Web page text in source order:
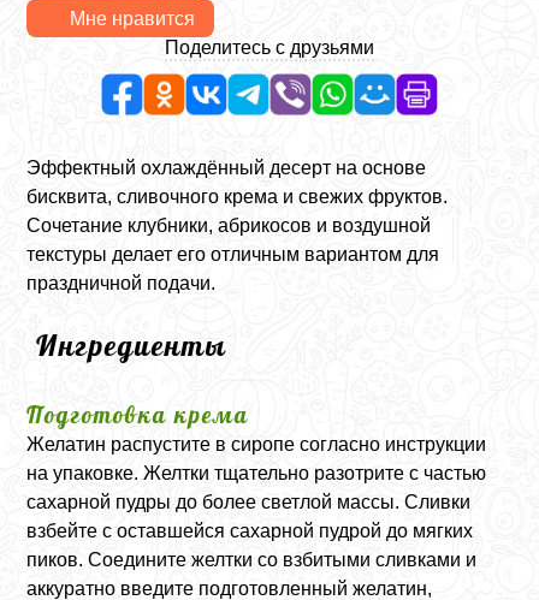
Мне нравится
Поделитесь с друзьями
Эффектный охлаждённый десерт на основе
бисквита, сливочного крема и свежих фруктов.
Сочетание клубники, абрикосов и воздушной
текстуры делает его отличным вариантом для
праздничной подачи.
Ингредиенты
Подготовка крема
Желатин распустите в сиропе согласно инструкции
на упаковке. Желтки тщательно разотрите с частью
сахарной пудры до более светлой массы. Сливки
взбейте с оставшейся сахарной пудрой до мягких
пиков. Соедините желтки со взбитыми сливками и
аккуратно введите подготовленный желатин,